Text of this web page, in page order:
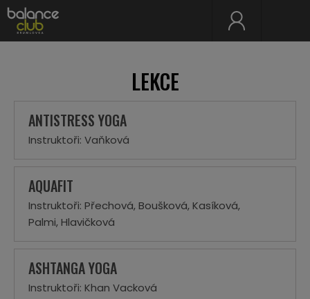
LEKCE
ANTISTRESS YOGA
Instruktoři: Vaňková
AQUAFIT
Instruktoři: Přechová, Boušková, Kasíková,
Palmi, Hlavičková
ASHTANGA YOGA
Instruktoři: Khan Vacková